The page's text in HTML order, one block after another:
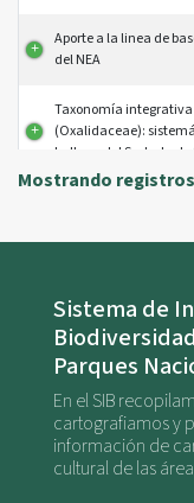
Aporte a la linea de
del NEA
Taxonomía integrativa
(Oxalidaceae):
bulboso del Sudeste de
Mostrando
Sistema de
Parques
En el SIB
cartografiamos y
información de
cultural de las